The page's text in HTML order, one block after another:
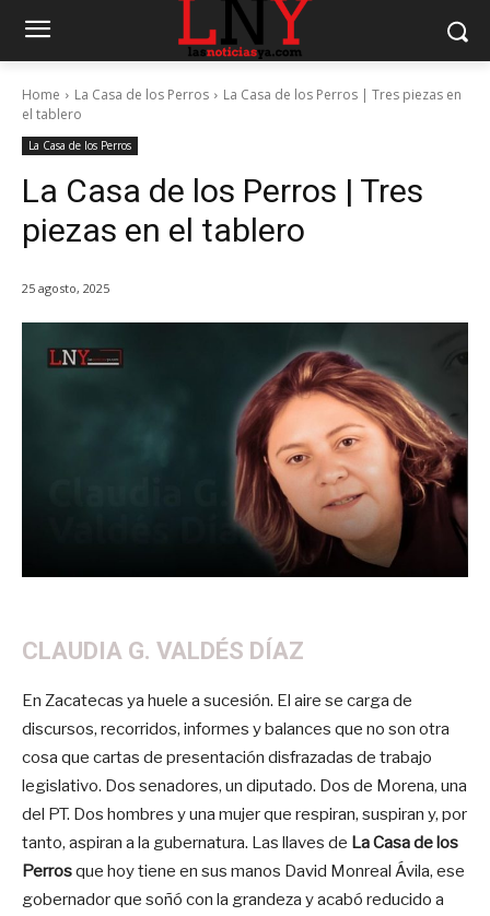
Home La Casa de los Perros
La Casa de los Perros | Tres piezas en
el tablero
La Casa de los Perros
La Casa de los Perros | Tres
piezas en el tablero
25 agosto, 2025
CLAUDIA G. VALDÉS DÍAZ
En Zacatecas ya huele a sucesión. El aire se carga de
discursos, recorridos, informes y balances que no son otra
cosa que cartas de presentación disfrazadas de trabajo
legislativo. Dos senadores, un diputado. Dos de Morena, una
del PT. Dos hombres y una mujer que respiran, suspiran y, por
tanto, aspiran a la gubernatura. Las llaves de La Casa de los
Perrosque hoy tiene en sus manos David Monreal Ávila, ese
gobernador que soñó con la grandeza y acabó reducido a